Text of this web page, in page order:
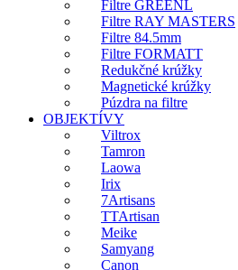
Filtre GREENL
Filtre RAY MASTERS
Filtre 84.5mm
Filtre FORMATT
Redukčné krúžky
Magnetické krúžky
Púzdra na filtre
OBJEKTÍVY
Viltrox
Tamron
Laowa
Irix
7Artisans
TTArtisan
Meike
Samyang
Canon